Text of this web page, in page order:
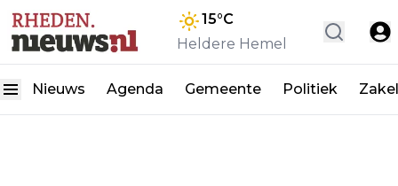
15°C
Heldere Hemel
Nieuws Agenda Gemeente Politiek